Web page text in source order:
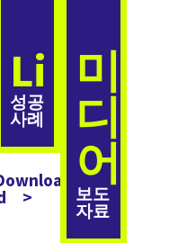
Li
성공
사례
>
미
디
어
보도
자료